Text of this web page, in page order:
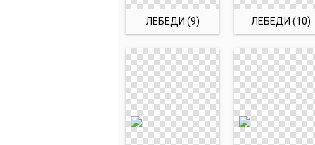
ЛЕБЕДИ (9) ЛЕБЕДИ (10)